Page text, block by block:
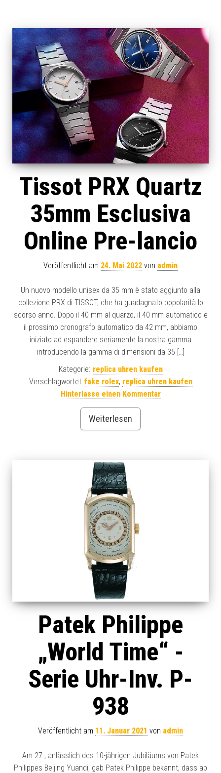
Tissot PRX Quartz
35mm Esclusiva
Online Pre-lancio
Veröffentlicht am 24. Mai 2022 von admin
Un nuovo modello unisex da 35 mm è stato aggiunto alla
collezione PRX di TISSOT, che ha guadagnato popolarità lo
scorso anno. Dopo il 40 mm al quarzo, il 40 mm automatico e
il prossimo cronografo automatico da 42 mm, abbiamo
iniziato ad espandere seriamente la nostra gamma
introducendo la gamma di dimensioni da 35 […]
Kategorie: replica uhren kaufen
Verschlagwortet fake rolex, replica uhren kaufen
Hinterlasse einen Kommentar
Weiterlesen
Patek Philippe
„World Time“ -
Serie Uhr-Inv. P-
938
Veröffentlicht am 11. Januar 2021 von admin
Am 27., anlässlich des 10-jährigen Jubiläums von Patek
Philippes Beijing Yuandi, gab Patek Philippe bekannt, dass ab